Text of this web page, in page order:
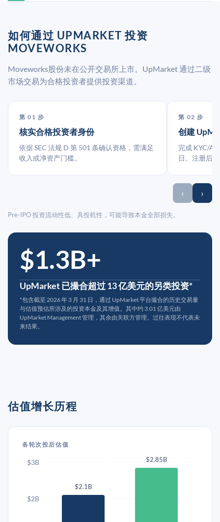
如何通过 UPMARKET 投资
MOVEWORKS
Moveworks股份未在公开交易所上市。UpMarket 通过二级
市场交易为合格投资者提供投资渠道。
第 01 步
核实合格投资者身份
依据 SEC 法规 D 第 501 条确认资格，需满足
收入或净资产门槛。
第 02 步
创建
完成 KYC/
日。注册后
‹ ›
Pre-IPO 投资流动性低、具投机性，可能导致本金全部损失。
$1.3B+
UpMarket 已撮合超过 13 亿美元的另类投资*
*包含截至 2026 年 3 月 31 日，通过 UpMarket 平台撮合的历史交易量
与估值预估所涉及的投资本金及其增值。其中约 3.01 亿美元由
UpMarket Management 管理，其余由关联方管理。过往表现不代表未
来结果。
估值增长历程
各轮次投后估值
$2.1B
$2.85B
$2B
$3B